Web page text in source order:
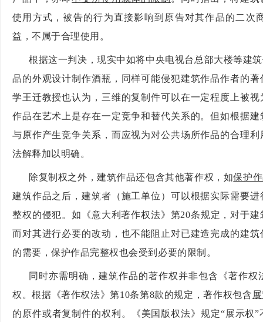
使用方式，被告的行为直接影响到原告对其作品的二次
益，不属于合理使用。
根据这一判决，现实中如将中央电视台总部大楼等建
品的外观设计制作酒瓶，同样可能侵犯建筑作品作者的
学王迁教授也认为，三维的复制件可以在一定程度上被
作品在艺术上是存在一定竞争和替代关系的。但如根据
与原作产生竞争关系，而应视为对公共场所作品的合理
法解释加以明确。
除复制权之外，建筑作品还包含其他著作权，如保护
建筑作品之后，建筑者（施工单位）可以根据实际需要
整权的侵犯。如《意大利著作权法》第20条规定，对于
而对其进行必要的改动，也不能阻止对已建造完成的建
的需要，保护作品完整权也会受到必要的限制。
同时亦需明确，建筑作品的著作权并非包含《著作权
权。根据《著作权法》第10条第8款的规定，著作权包含
的原件或者复制件的权利。《美国版权法》规定“展示权